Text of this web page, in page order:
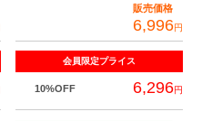
販売価格
6,996円
会員限定プライス
10%OFF 6,296円